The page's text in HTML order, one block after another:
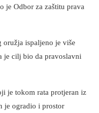
je Odbor za zaštitu prava
oružja ispaljeno je više
je cilj bio da pravoslavni
je tokom rata protjeran iz
je ogradio i prostor